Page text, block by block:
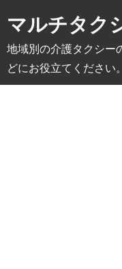
マルチタク
地域別の介護タクシー
どにお役立てください。